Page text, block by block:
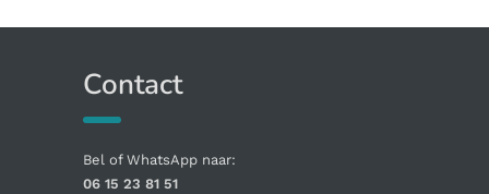
Contact
Bel of WhatsApp naar:
06 15 23 81 51